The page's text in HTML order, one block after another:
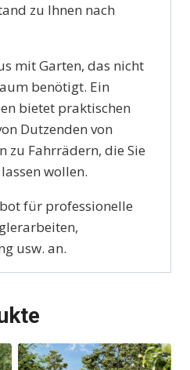
zu Ihnen nach
mit Garten, das nicht
benötigt. Ein
bietet praktischen
Dutzenden von
zu Fahrrädern, die Sie
wollen.
für professionelle
usw. an.